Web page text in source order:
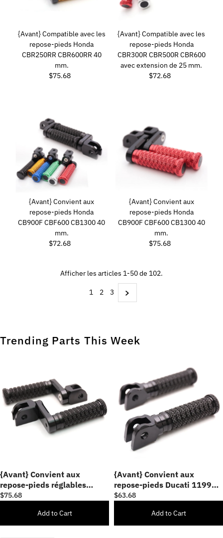
{Avant} Compatible avec les
repose-pieds Honda
CBR250RR CBR600RR 40
mm.
Prix
$75.68
{Avant} Compatible avec les
repose-pieds Honda
CBR300R CBR500R CBR600
avec extension de 25 mm.
Prix
$72.68
{Avant} Convient aux
repose-pieds Honda
CB900F CBF600 CB1300 40
mm.
Prix
$72.68
{Avant} Convient aux
repose-pieds Honda
CB900F CBF600 CB1300 40
mm.
Prix
$75.68
Afficher les articles 1-50 de 102.
1 2 3
Trending Parts This Week
{Avant} Convient aux
repose-pieds réglables
Kawasaki Z H2 Z1000 Z125
$75.68
Add to Cart
{Avant} Convient aux
repose-pieds Ducati 1199
1299 Panigale POLE
$63.68
Add to Cart